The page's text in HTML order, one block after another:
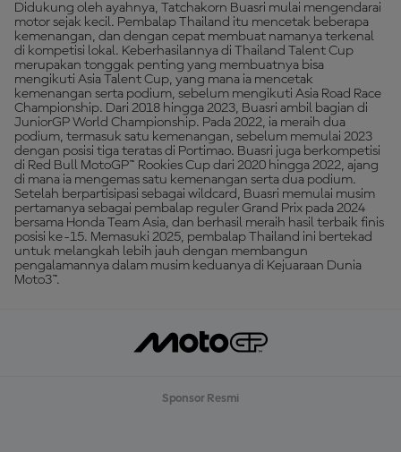
Didukung oleh ayahnya, Tatchakorn Buasri mulai mengendarai
motor sejak kecil. Pembalap Thailand itu mencetak beberapa
kemenangan, dan dengan cepat membuat namanya terkenal
di kompetisi lokal. Keberhasilannya di Thailand Talent Cup
merupakan tonggak penting yang membuatnya bisa
mengikuti Asia Talent Cup, yang mana ia mencetak
kemenangan serta podium, sebelum mengikuti Asia Road Race
Championship. Dari 2018 hingga 2023, Buasri ambil bagian di
JuniorGP World Championship. Pada 2022, ia meraih dua
podium, termasuk satu kemenangan, sebelum memulai 2023
dengan posisi tiga teratas di Portimao. Buasri juga berkompetisi
di Red Bull MotoGP™ Rookies Cup dari 2020 hingga 2022, ajang
di mana ia mengemas satu kemenangan serta dua podium.
Setelah berpartisipasi sebagai wildcard, Buasri memulai musim
pertamanya sebagai pembalap reguler Grand Prix pada 2024
bersama Honda Team Asia, dan berhasil meraih hasil terbaik finis
posisi ke-15. Memasuki 2025, pembalap Thailand ini bertekad
untuk melangkah lebih jauh dengan membangun
pengalamannya dalam musim keduanya di Kejuaraan Dunia
Moto3™.
Sponsor Resmi